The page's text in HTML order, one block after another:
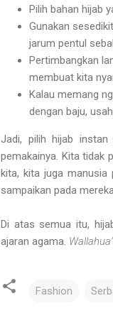
Pilih bahan hijab
Gunakan
jarum pentul
Pertimbangkan
membuat kita
Kalau memang
dengan baju,
Jadi, pilih hijab instan
pemakainya. Kita tidak
kita, kita juga manusia
sampaikan pada
Di atas semua itu,
ajaran agama.
Fashion